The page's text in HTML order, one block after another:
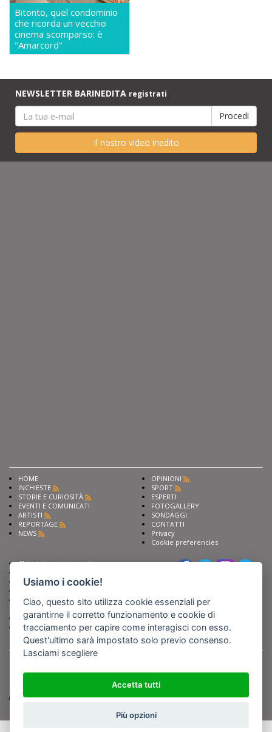
Bitonto, quel condominio
che ricorda un vecchio
cinema scomparso: è
"Amarcord"
NEWSLETTER BARINEDITA registrati
Il nostro video inedito
HOME
INCHIESTE
STORIE E CURIOSITÀ
EVENTI E COMUNICATI
ARTISTI
REPORTAGE
NEWS
OPINIONI
SPORT
ESPERTI
FOTOGALLERY
SONDAGGI
CONTATTI
Privacy
Cookie preferencies
Chiedi ai nostri esperti
Fai pubblicità con noi
Iscriviti al nostro corso di
giornalismo
Compra i nostri libri
Entra in Barinedita Map
Copyright BARIREPORT s.a.s. All rights reserved - Tutte le fotografie recanti il
logo di Barinedita sono state commissionate da BARIREPORT s.a.s. che ne
detiene i Diritti d'Autore e sono state prodotte nell'anno 2012 e seguenti
(tranne che non vi sia uno specifico anno di scatto riportato)
Usiamo i cookie!
Ciao, questo sito utilizza cookie essenziali per
garantirne il corretto funzionamento e cookie di
tracciamento per capire come interagisci con esso.
Quest'ultimo sarà impostato solo previo consenso.
Lasciami scegliere
Accetta tutti
Più opzioni